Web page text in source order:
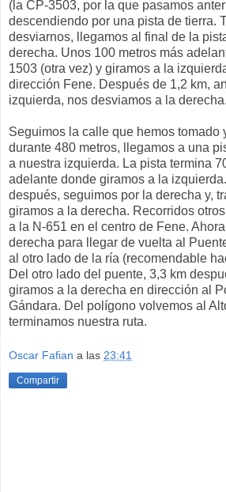
(la CP-3503, por la que pasamos
descendiendo por una pista de tierra.
desviarnos, llegamos al final de la
derecha. Unos 100 metros más
1503 (otra vez) y giramos a la
dirección Fene. Después de 1,2 km,
izquierda, nos desviamos a la derecha.
Seguimos la calle que hemos tomado
durante 480 metros, llegamos a una
a nuestra izquierda. La pista termina
adelante donde giramos a la
después, seguimos por la derecha y,
giramos a la derecha. Recorridos
a la N-651 en el centro de Fene.
derecha para llegar de vuelta al
al otro lado de la ría (recomendable
Del otro lado del puente, 3,3 km
giramos a la derecha en dirección al
Gándara. Del polígono volvemos al
terminamos nuestra ruta.
Oscar Fafian a las 23:41
Compartir